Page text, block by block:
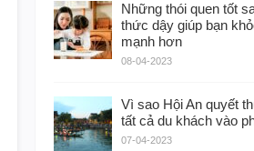
Những thói quen tốt
thức dậy giúp bạn
mạnh hơn
08-04-2023
Vì sao Hội An quyết
tất cả du khách vào
07-04-2023